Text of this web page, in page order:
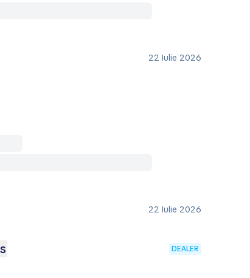
22 Iulie 2026
22 Iulie 2026
DEALER